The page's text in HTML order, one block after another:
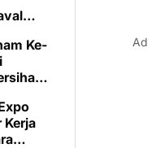
Ke-
Kerja
Ad